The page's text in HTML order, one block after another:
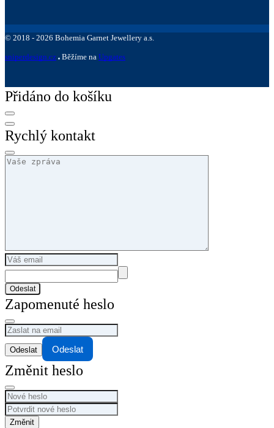
© 2018 - 2026 Bohemia Garnet Jewellery a.s.
sniperdesign.cz Běžíme na Upgates
Přidáno do košíku
Rychlý kontakt
Odeslat
Zapomenuté heslo
Odeslat
Změnit heslo